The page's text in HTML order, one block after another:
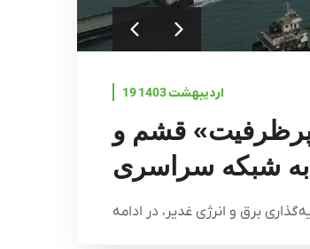
19 اردیبهشت 1403
پرظرفیت» قشم و
به شبکه سراسری